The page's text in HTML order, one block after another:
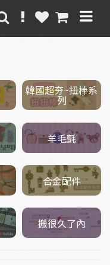
韓國超夯~扭棒系
列
羊毛氈
合金配件
搬很久了內